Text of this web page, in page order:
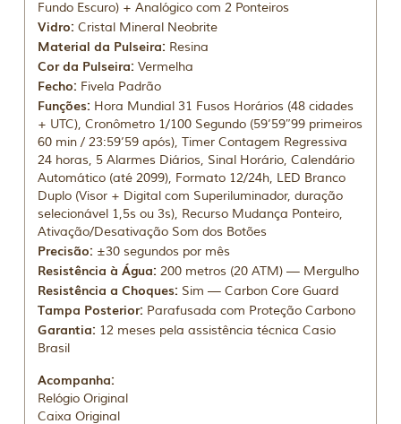
Fundo Escuro) + Analógico com 2 Ponteiros
Vidro: Cristal Mineral Neobrite
Material da Pulseira: Resina
Cor da Pulseira: Vermelha
Fecho: Fivela Padrão
Funções: Hora Mundial 31 Fusos Horários (48 cidades
+ UTC), Cronômetro 1/100 Segundo (59’59″99 primeiros
60 min / 23:59’59 após), Timer Contagem Regressiva
24 horas, 5 Alarmes Diários, Sinal Horário, Calendário
Automático (até 2099), Formato 12/24h, LED Branco
Duplo (Visor + Digital com Superiluminador, duração
selecionável 1,5s ou 3s), Recurso Mudança Ponteiro,
Ativação/Desativação Som dos Botões
Precisão: ±30 segundos por mês
Resistência à Água: 200 metros (20 ATM) — Mergulho
Resistência a Choques: Sim — Carbon Core Guard
Tampa Posterior: Parafusada com Proteção Carbono
Garantia: 12 meses pela assistência técnica Casio
Brasil
Acompanha:
Relógio Original
Caixa Original